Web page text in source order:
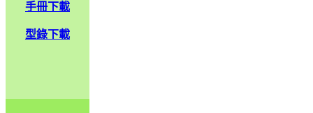
手冊下載
型錄下載